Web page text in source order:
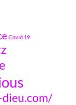
Covid 19